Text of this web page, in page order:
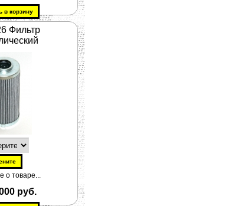
Фильтр
о товаре...
руб.